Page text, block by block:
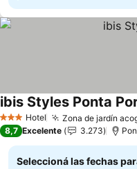
3 Estrellas
Hotel Zona de jardín
ibis Styles Ponta
8,7 Excelente 3.273
Seleccioná las fechas